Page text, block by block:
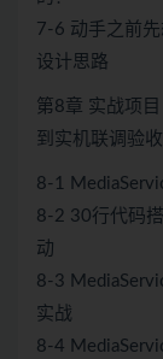
7-6 动手之前
设计思路
第8章 实战项
到实机联调验收
8-1
8-2 30行代码
动
8-3
实战
8-4